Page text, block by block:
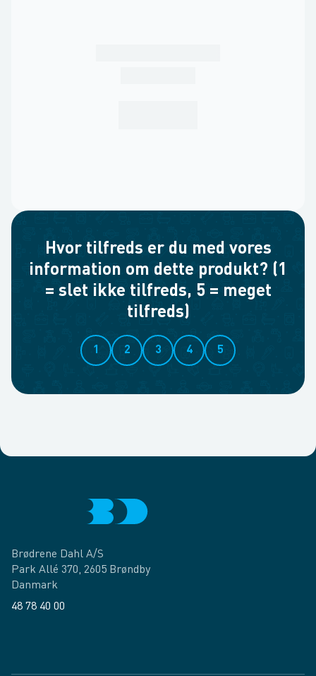
Hvor tilfreds er du med vores
information om dette produkt? (1
= slet ikke tilfreds, 5 = meget
tilfreds)
1 2 3 4 5
Brødrene Dahl A/S
Park Allé 370, 2605 Brøndby
Danmark
48 78 40 00